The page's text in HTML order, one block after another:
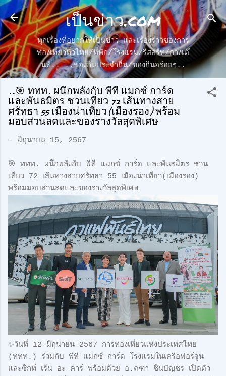
ข้ามไปที่เนื้อหาหลัก
เป็นข่าว.com
ทุกเรื่องที่อยากให้เป็นข่าว และเรื่องราวของการ
ท่องเที่ยวทั่วไทย/ที่พัก/โรงแรม/รีสอร์ท/กางเต๊
นท์.. ..ของกินประจำถื่น/ของกินอร่อยๆ..
..🎯 ททท. ผนึกพลังกับ พีที แมกซ์ การ์ด
และพันธมิตร ชวนเที่ยว 72 เส้นทางสาย
ศรัทธา 55 เมืองน่าเที่ยว(เมืองรอง) พร้อม
มอบส่วนลดและของรางวัลสุดพิเศษ
- มิถุนายน 15, 2567
🎯 ททท. ผนึกพลังกับ พีที แมกซ์ การ์ด และพันธมิตร ชวน
เที่ยว 72 เส้นทางสายศรัทธา 55 เมืองน่าเที่ยว(เมืองรอง)
พร้อมมอบส่วนลดและของรางวัลสุดพิเศษ
✨วันที่ 12 มิถุนายน 2567 การท่องเที่ยวแห่งประเทศไทย
(ททท.) ร่วมกับ พีที แมกซ์ การ์ด โรงแรมในเครือฟอร์จูน
และซิกท์ เร้น อะ คาร์ พร้อมด้วย อ.คฑา ชินบัญชร เปิดตัว